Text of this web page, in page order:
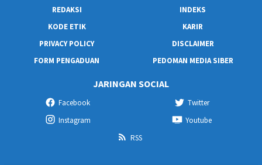
REDAKSI
INDEKS
KODE ETIK
KARIR
PRIVACY POLICY
DISCLAIMER
FORM PENGADUAN
PEDOMAN MEDIA SIBER
JARINGAN SOCIAL
Facebook
Twitter
Instagram
Youtube
RSS